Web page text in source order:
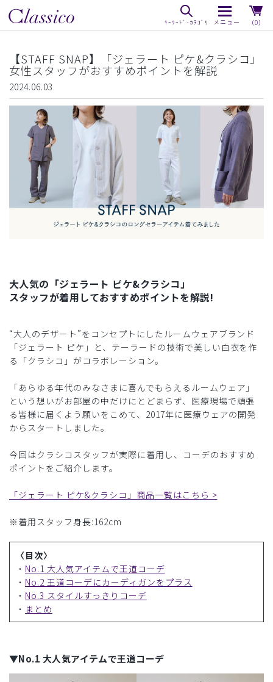
（0）
【STAFF SNAP】「ジェラート ピケ&クラシコ」
女性スタッフがおすすめポイントを解説
2024.06.03
大人気の「ジェラート ピケ&クラシコ」
スタッフが着用しておすすめポイントを解説!
“大人のデザート”をコンセプトにしたルームウェアブランド
「ジェラート ピケ」と、テーラードの技術で美しい白衣を作
る「クラシコ」がコラボレーション。
「あらゆる年代のみなさまに喜んでもらえるルームウェア」
という想いがお部屋の中だけにとどまらず、医療現場で頑張
る皆様に届くよう願いをこめて、2017年に医療ウェアの開発
からスタートしました。
今回はクラシコスタッフが実際に着用し、コーデのおすすめ
ポイントをご紹介します。
「ジェラート ピケ&クラシコ」商品一覧はこちら >
※着用スタッフ身長:162cm
〈目次〉
・ No.1 大人気アイテムで王道コーデ
・ No.2 王道コーデにカーディガンをプラス
・ No.3 スタイルすっきりコーデ
・ まとめ
▼No.1 大人気アイテムで王道コーデ